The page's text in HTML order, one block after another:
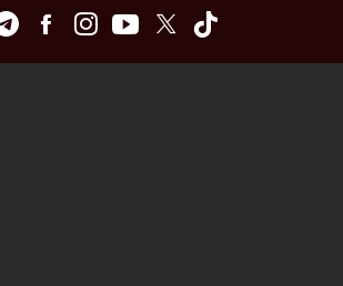
TelegramFacebookInstagramYoutubeTwitter